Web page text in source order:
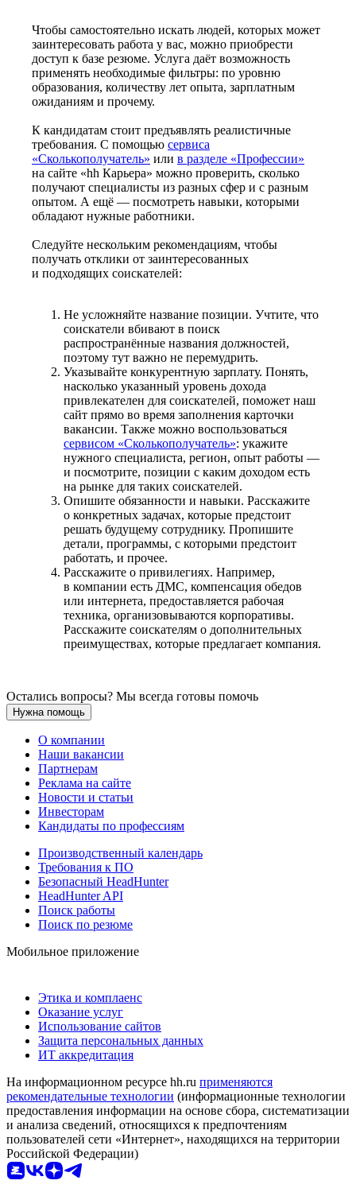
Чтобы самостоятельно искать людей, которых может
заинтересовать работа у вас, можно приобрести
доступ к базе резюме. Услуга даёт возможность
применять необходимые фильтры: по уровню
образования, количеству лет опыта, зарплатным
ожиданиям и прочему.
К кандидатам стоит предъявлять реалистичные
требования. С помощью сервиса
«Сколькополучатель» или в разделе «Профессии»
на сайте «hh Карьера» можно проверить, сколько
получают специалисты из разных сфер и с разным
опытом. А ещё — посмотреть навыки, которыми
обладают нужные работники.
Следуйте нескольким рекомендациям, чтобы
получать отклики от заинтересованных
и подходящих соискателей:
Не усложняйте название позиции. Учтите, что
соискатели вбивают в поиск
распространённые названия должностей,
поэтому тут важно не перемудрить.
Указывайте конкурентную зарплату. Понять,
насколько указанный уровень дохода
привлекателен для соискателей, поможет наш
сайт прямо во время заполнения карточки
вакансии. Также можно воспользоваться
сервисом «Сколькополучатель»: укажите
нужного специалиста, регион, опыт работы —
и посмотрите, позиции с каким доходом есть
на рынке для таких соискателей.
Опишите обязанности и навыки. Расскажите
о конкретных задачах, которые предстоит
решать будущему сотруднику. Пропишите
детали, программы, с которыми предстоит
работать, и прочее.
Расскажите о привилегиях. Например,
в компании есть ДМС, компенсация обедов
или интернета, предоставляется рабочая
техника, организовываются корпоративы.
Расскажите соискателям о дополнительных
преимуществах, которые предлагает компания.
Остались вопросы? Мы всегда готовы помочь
Нужна помощь
О компании
Наши вакансии
Партнерам
Реклама на сайте
Новости и статьи
Инвесторам
Кандидаты по профессиям
Производственный календарь
Требования к ПО
Безопасный HeadHunter
HeadHunter API
Поиск работы
Поиск по резюме
Мобильное приложение
Этика и комплаенс
Оказание услуг
Использование сайтов
Защита персональных данных
ИТ аккредитация
На информационном ресурсе hh.ru применяются
рекомендательные технологии (информационные технологии
предоставления информации на основе сбора, систематизации
и анализа сведений, относящихся к предпочтениям
пользователей сети «Интернет», находящихся на территории
Российской Федерации)